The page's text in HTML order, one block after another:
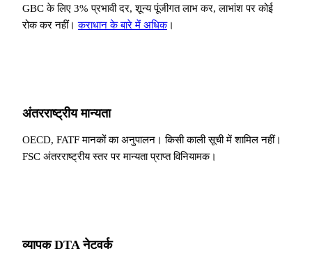
GBC के लिए 3% प्रभावी दर, शून्य पूंजीगत लाभ कर, लाभांश पर कोई
रोक कर नहीं।कराधान के बारे में अधिक।
अंतरराष्ट्रीय मान्यता
OECD, FATF मानकों का अनुपालन। किसी काली सूची में शामिल नहीं।
FSC अंतरराष्ट्रीय स्तर पर मान्यता प्राप्त विनियामक।
व्यापक DTA नेटवर्क